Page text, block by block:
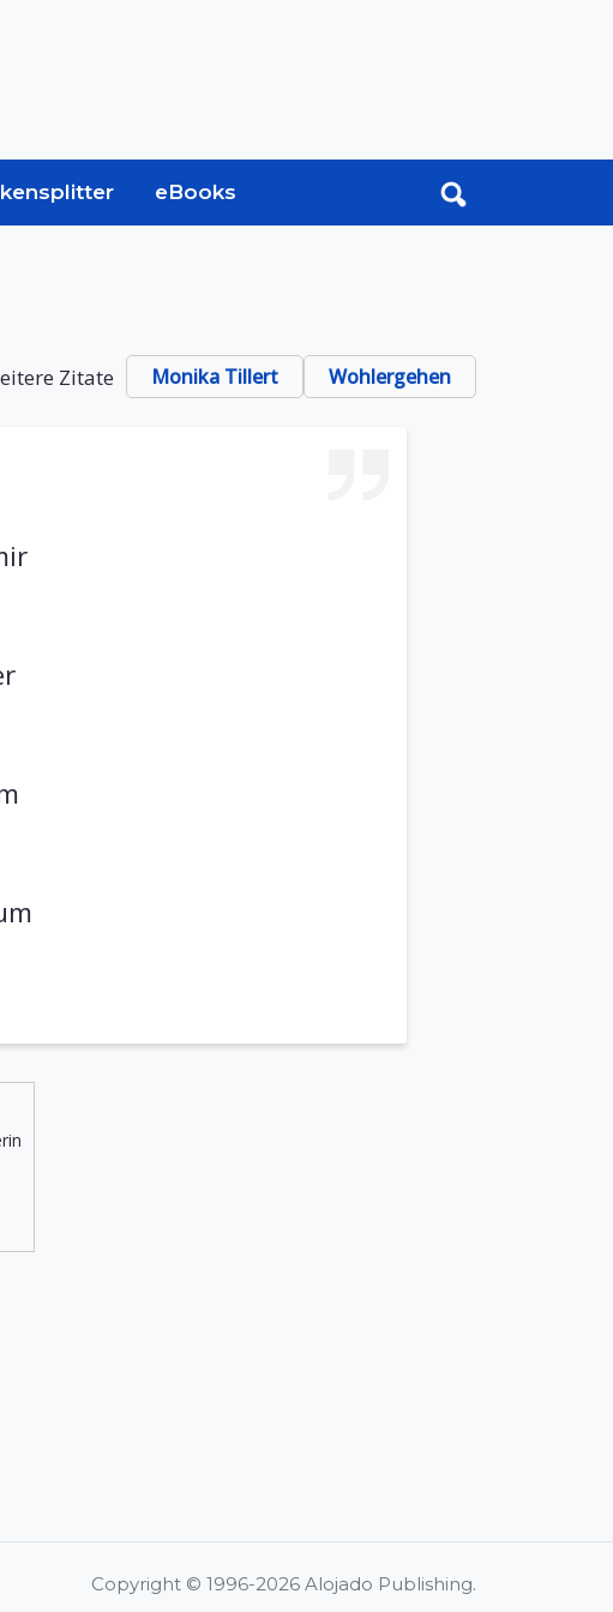
eBooks
Zitate Monika Tillert Wohlergehen
Copyright © 1996-2026 Alojado Publishing.